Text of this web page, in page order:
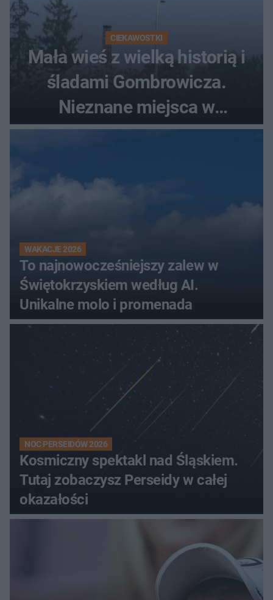
CIEKAWOSTKI
Mała wieś z wielką historią i
śladami Gombrowicza.
Nieznane miejsca w
Świętokrzyskiem
WAKACJE 2026
To najnowocześniejszy zalew w
Świętokrzyskiem według AI.
Unikalne molo i promenada
NOC PERSEIDÓW 2026
Kosmiczny spektakl nad Śląskiem.
Tutaj zobaczysz Perseidy w całej
okazałości